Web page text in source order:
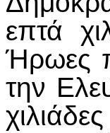
επτά
Ήρωες
την